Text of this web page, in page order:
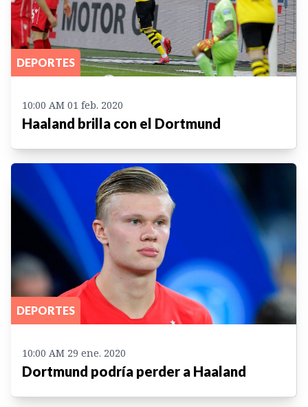
DEPORTES
10:00 AM 01 feb. 2020
Haaland brilla con el Dortmund
DEPORTES
10:00 AM 29 ene. 2020
Dortmund podría perder a Haaland